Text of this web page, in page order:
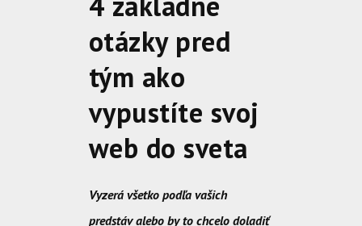
otázky pred
tým ako
vypustíte svoj
web do sveta
Vyzerá všetko podľa vašich
predstáv alebo by to chcelo doladiť